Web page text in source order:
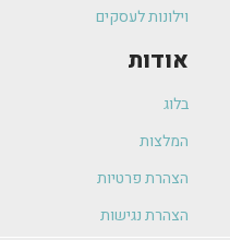
וילונות לעסקים
אודות
בלוג
המלצות
הצהרת פרטיות
הצהרת נגישות